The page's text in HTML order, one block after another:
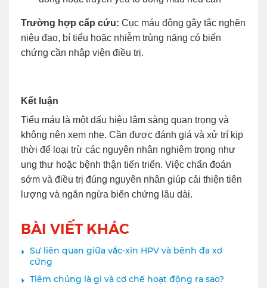
Trường hợp cấp cứu: Cục máu đông gây tắc nghẽn
niệu đạo, bí tiểu hoặc nhiễm trùng nặng có biến
chứng cần nhập viện điều trị.
Kết luận
Tiểu máu là một dấu hiệu lâm sàng quan trọng và
không nên xem nhẹ. Cần được đánh giá và xử trí kịp
thời để loại trừ các nguyên nhân nghiêm trọng như
ung thư hoặc bệnh thận tiến triển. Việc chẩn đoán
sớm và điều trị đúng nguyên nhân giúp cải thiện tiên
lượng và ngăn ngừa biến chứng lâu dài.
BÀI VIẾT KHÁC
Sự liên quan giữa vắc-xin HPV và bệnh đa xơ
cứng
Tiêm chủng là gì và cơ chế hoạt động ra sao?